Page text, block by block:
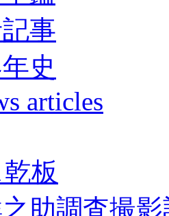
事
史
articles
板
助調査撮